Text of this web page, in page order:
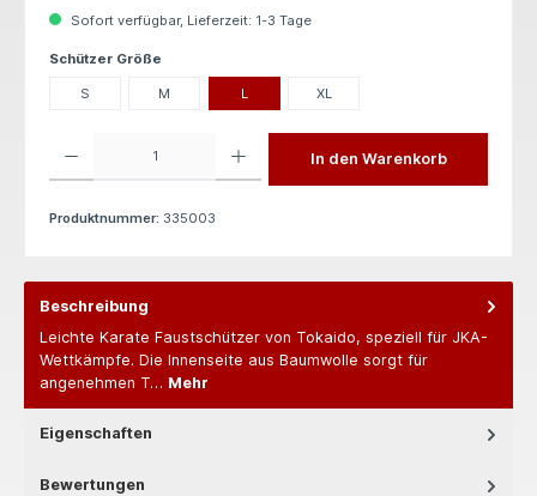
Sofort verfügbar, Lieferzeit: 1-3 Tage
Schützer Größe
S M L XL
In den Warenkorb
Produktnummer: 335003
Beschreibung
Leichte Karate Faustschützer von Tokaido, speziell für JKA-
Wettkämpfe. Die Innenseite aus Baumwolle sorgt für
angenehmen T… Mehr
Eigenschaften
Bewertungen